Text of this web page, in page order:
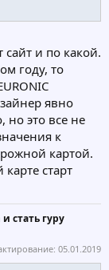
сайт и по какой.
году, то
явно
но это все не
к
картой.
старт
стать гуру
05.01.2019